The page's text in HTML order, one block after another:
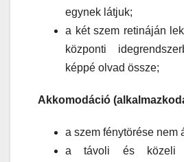
egynek látjuk;
a két szem retináján
központi
képpé olvad össze;
Akkomodáció
a szem fénytörése nem
a távoli és közeli